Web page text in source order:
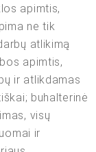
apimtis,
ne tik
atlikimą
apimtis,
ir atlikdamas
buhalterinė
visų
ir